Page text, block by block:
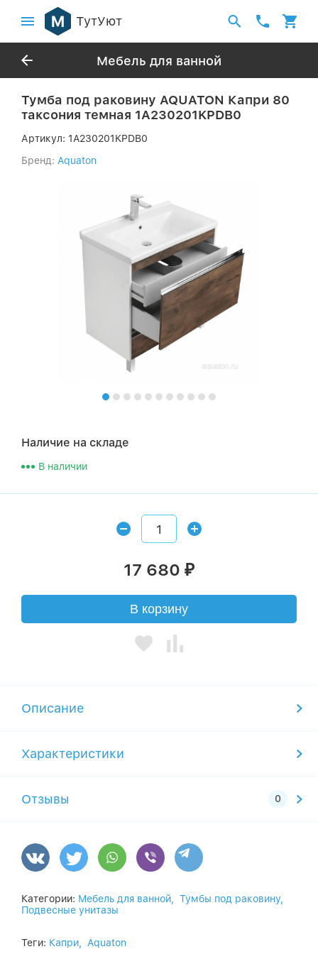
ТутУют
Мебель для ванной
Тумба под раковину AQUATON Капри 80
таксония темная 1A230201KPDB0
Артикул: 1A230201KPDB0
Бренд: Aquaton
Наличие на складе
В наличии
17 680 ₽
В корзину
Описание
Характеристики
Отзывы
Категории: Мебель для ванной, Тумбы под раковину,
Подвесные унитазы
Теги: Капри, Aquaton